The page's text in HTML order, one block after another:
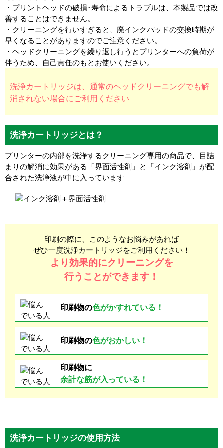
・プリントヘッドの破損･寿命によるトラブルは、本製品では改
善することはできません。
・クリーニングを行いすぎると、廃インクパッドの交換時期が
早くなることがありますのでご注意ください。
・ヘッドクリーニングを繰り返し行うとプリンターへの負荷が
伴うため、自己責任のもとお使いください。
洗浄カートリッジは、通常のヘッドクリーニングでも解
消されない場合にご利用ください
洗浄カートリッジとは？
プリンターの内部を洗浄するクリーニング専用の商品で、目詰
まりの解消に効果がある「界面活性剤」と「インク溶剤」が配
合された洗浄液が中に入っています
印刷の際に、このようなお悩みがあれば
ぜひ一度洗浄カートリッジをご利用ください！
より効果的にクリーニングを
行うことができます！
印刷物の色がかすれている！
印刷物の色がおかしい！
印刷物に
余計な筋が入っている！
洗浄カートリッジの使用方法